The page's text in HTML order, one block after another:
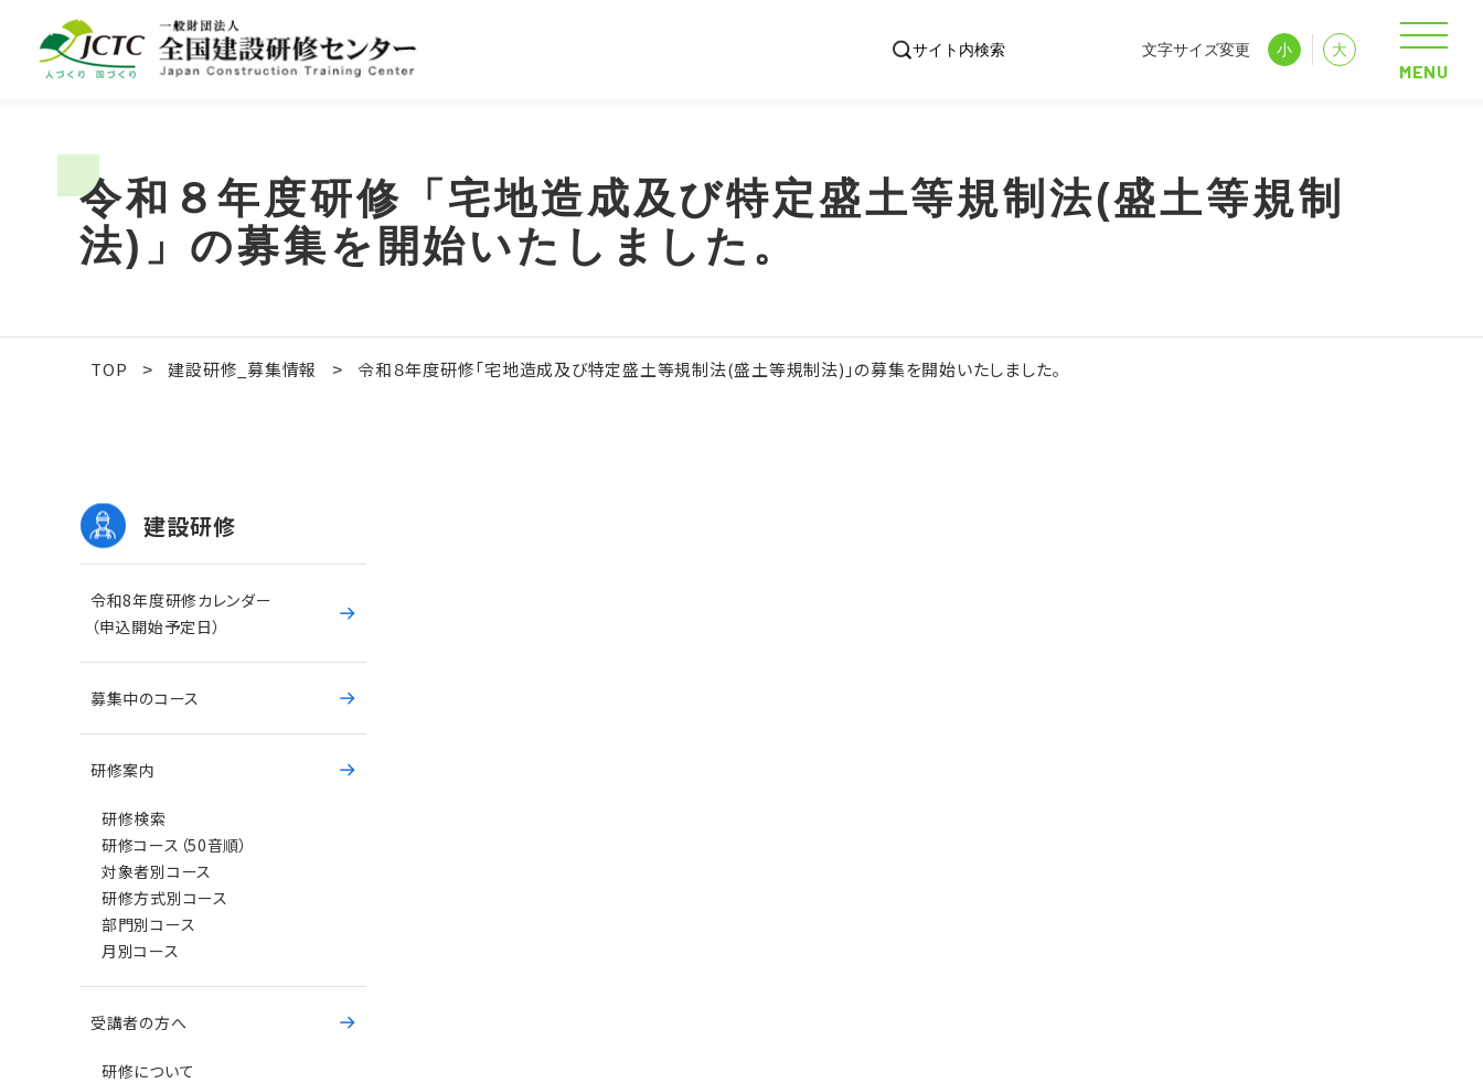
文字サイズ変更 小 大
MENU
令和８年度研修「宅地造成及び特定盛土等規制法(盛土等規制
法)」の募集を開始いたしました。
TOP > 建設研修_募集情報 > 令和８年度研修「宅地造成及び特定盛土等規制法(盛土等規制法)」の募集を開始いたしました。
建設研修
令和8年度研修カレンダー
（申込開始予定日）
募集中のコース
研修案内
研修検索
研修コース（50音順）
対象者別コース
研修方式別コース
部門別コース
月別コース
受講者の方へ
研修について